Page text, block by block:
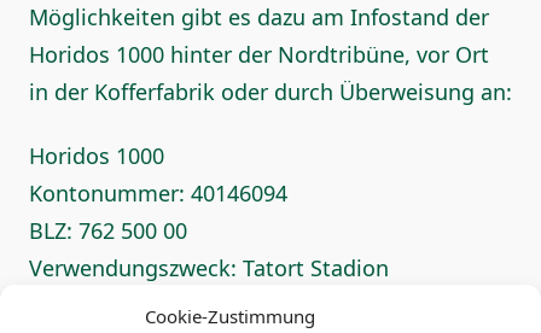
Cookie-Zustimmung
Möglichkeiten gibt es dazu am Infostand der
Horidos 1000 hinter der Nordtribüne, vor Ort
in der Kofferfabrik oder durch Überweisung an:
Horidos 1000
Kontonummer: 40146094
BLZ: 762 500 00
Verwendungszweck: Tatort Stadion